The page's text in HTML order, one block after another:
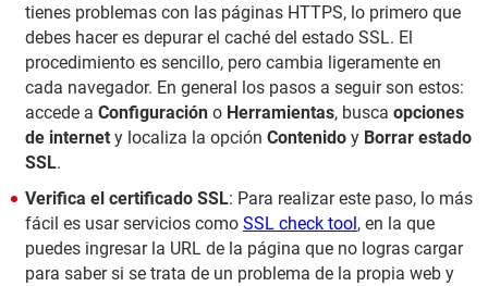
tienes problemas con las páginas HTTPS, lo primero que
debes hacer es depurar el caché del estado SSL. El
procedimiento es sencillo, pero cambia ligeramente en
cada navegador. En general los pasos a seguir son estos:
accede a Configuración o Herramientas, busca opciones
de internet y localiza la opción Contenido y Borrar estado
SSL.
Verifica el certificado SSL: Para realizar este paso, lo más
fácil es usar servicios como SSL check tool, en la que
puedes ingresar la URL de la página que no logras cargar
para saber si se trata de un problema de la propia web y